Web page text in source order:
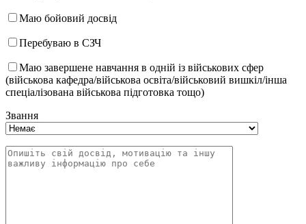
Маю бойовий досвід
Перебуваю в СЗЧ
Маю завершене навчання в одній із військових сфер
(військова кафедра/військова освіта/військовий вишкіл/інша
спеціалізована військова підготовка тощо)
Звання